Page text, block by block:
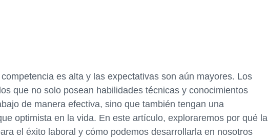
es alta y las expectativas son aún mayores. Los
que no solo posean habilidades técnicas y conocimientos
de manera efectiva, sino que también tengan una
optimista en la vida. En este artículo, exploraremos por qué la
el éxito laboral y cómo podemos desarrollarla en nosotros